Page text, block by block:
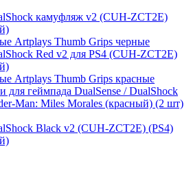
камуфляж v2 (CUH-ZCT2E)
Artplays Thumb Grips черные
Red v2 для PS4 (CUH-ZCT2E)
Artplays Thumb Grips красные
для геймпада DualSense / DualShock
Man: Miles Morales (красный) (2 шт)
Black v2 (CUH-ZCT2E) (PS4)